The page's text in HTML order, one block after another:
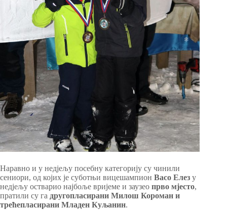
Наравно и у недјељу посебну категорију су чинили
сениори, од којих је суботњи вицешампион Васо Елез у
недјељу остварио најбоље вријеме и заузео прво мјесто,
пратили су га другопласирани Милош Короман и
трећепласирани Младен Куљанин.